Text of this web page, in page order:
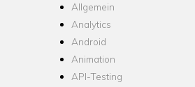
Allgemein
Analytics
Android
Animation
API-Testing